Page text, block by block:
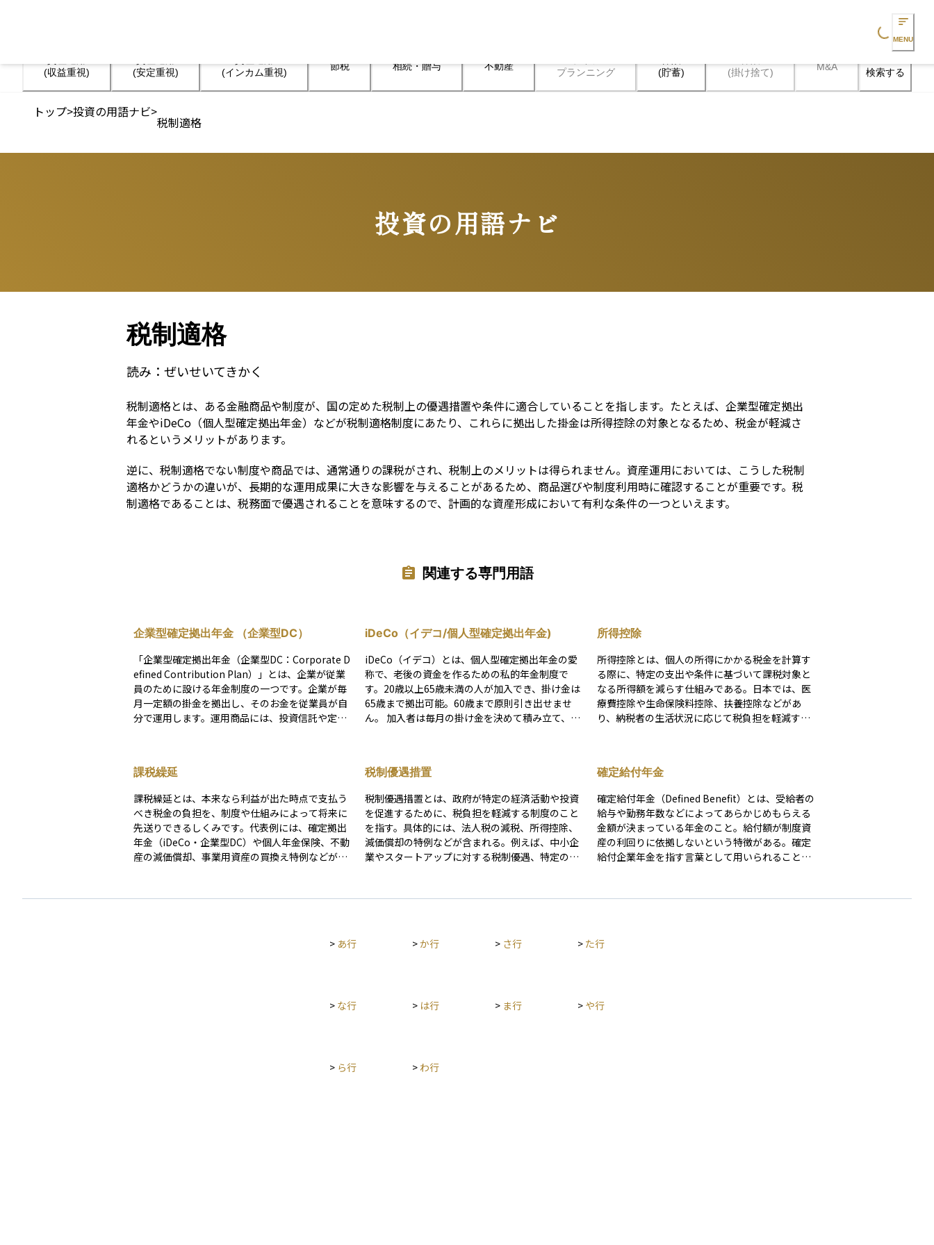
Loading...
MENU
(収益重視)
(安定重視)
(インカム重視)
節税 相続・贈与 不動産
プランニング
(貯蓄)
(掛け捨て)
M&A 検索する
トップ>投資の用語ナビ>
税制適格
投資の用語ナビ
Terms
税制適格
読み： ぜいせいてきかく
税制適格とは、ある金融商品や制度が、国の定めた税制上の優遇措置や条件に適合していることを指します。たとえば、企業型確定拠出
年金やiDeCo（個人型確定拠出年金）などが税制適格制度にあたり、これらに拠出した掛金は所得控除の対象となるため、税金が軽減さ
れるというメリットがあります。
逆に、税制適格でない制度や商品では、通常通りの課税がされ、税制上のメリットは得られません。資産運用においては、こうした税制
適格かどうかの違いが、長期的な運用成果に大きな影響を与えることがあるため、商品選びや制度利用時に確認することが重要です。税
制適格であることは、税務面で優遇されることを意味するので、計画的な資産形成において有利な条件の一つといえます。
関連する専門用語
企業型確定拠出年金 （企業型DC）
「企業型確定拠出年金（企業型DC：Corporate D
efined Contribution Plan）」とは、企業が従業
員のために設ける年金制度の一つです。企業が毎
月一定額の掛金を拠出し、そのお金を従業員が自
分で運用します。運用商品には、投資信託や定期
うメリットがあります。ただし、運用によっては
資産が増えることもあれば、減ることもありま
す。また、個人型確定拠出年金（iDeCo：Individ
ual Defined Contribution Plan）と異なり、掛金
は企業が負担します。企業にとっては福利厚生の
一環となり、従業員の定着にも役立つ制度です。
iDeCo（イデコ/個人型確定拠出年金)
iDeCo（イデコ）とは、個人型確定拠出年金の愛
称で、老後の資金を作るための私的年金制度で
す。20歳以上65歳未満の人が加入でき、掛け金は
65歳まで拠出可能。60歳まで原則引き出せませ
ん。 加入者は毎月の掛け金を決めて積み立て、選
要です。 投資信託や定期預金、生命保険などの金
融商品で運用し、税制優遇を受けられます。積立
時は掛金が全額所得控除の対象となり、運用時は
運用益が非課税、受取時も一定額が非課税になる
などのメリットがあります。 一方で、証券口座と
異なり各種手数料がかかること、途中引き出しが
原則できない、というデメリットもあります。
所得控除
所得控除とは、個人の所得にかかる税金を計算す
る際に、特定の支出や条件に基づいて課税対象と
なる所得額を減らす仕組みである。日本では、医
療費控除や生命保険料控除、扶養控除などがあ
り、納税者の生活状況に応じて税負担を軽減する
者の手取り額が増えるため、適切な活用が重要で
ある。
課税繰延
課税繰延とは、本来なら利益が出た時点で支払う
べき税金の負担を、制度や仕組みによって将来に
先送りできるしくみです。代表例には、確定拠出
年金（iDeCo・企業型DC）や個人年金保険、不動
産の減価償却、事業用資産の買換え特例などがあ
株式や投資信託の含み益についても、売却するま
れらは税制上の特例ではなく、一般的な課税のタ
す。ただし、いずれ課税される前提で、出口戦略
税制優遇措置
税制優遇措置とは、政府が特定の経済活動や投資
を促進するために、税負担を軽減する制度のこと
を指す。具体的には、法人税の減税、所得控除、
減価償却の特例などが含まれる。例えば、中小企
業やスタートアップに対する税制優遇、特定の産
拡大を図ることができる。政策目的に応じて適用
確定給付年金
確定給付年金（Defined Benefit）とは、受給者の
給与や勤務年数などによってあらかじめもらえる
金額が決まっている年金のこと。給付額が制度資
産の利回りに依拠しないという特徴がある。確定
給付企業年金を指す言葉として用いられることも
産管理に気を使わなくてよく、老後の安定的な収
いというデメリットがある。
> あ行 >か行 > さ行 > た行
> な行 > は行 > ま行 > や行
> ら行 > わ行